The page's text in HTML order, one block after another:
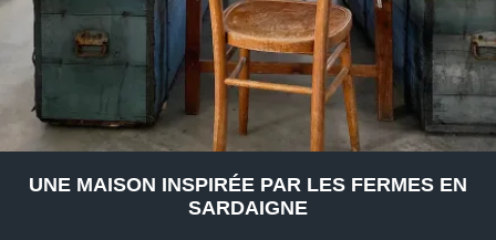
UNE MAISON INSPIRÉE PAR LES FERMES EN
SARDAIGNE